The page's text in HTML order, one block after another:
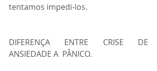
tentamos impedi-los.
DIFERENÇA ENTRE CRISE DE
ANSIEDADE A  PÂNICO.